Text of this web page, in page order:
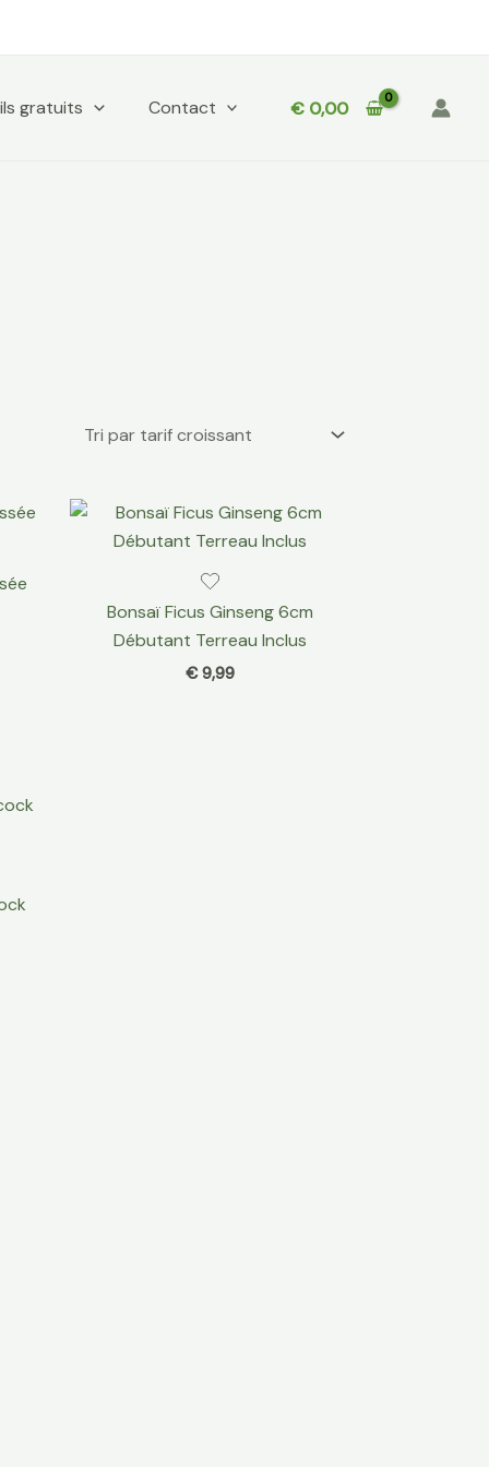
gratuits Contact €0,00
Bonsaï Ficus Ginseng 6cm
Débutant Terreau Inclus
€9,99